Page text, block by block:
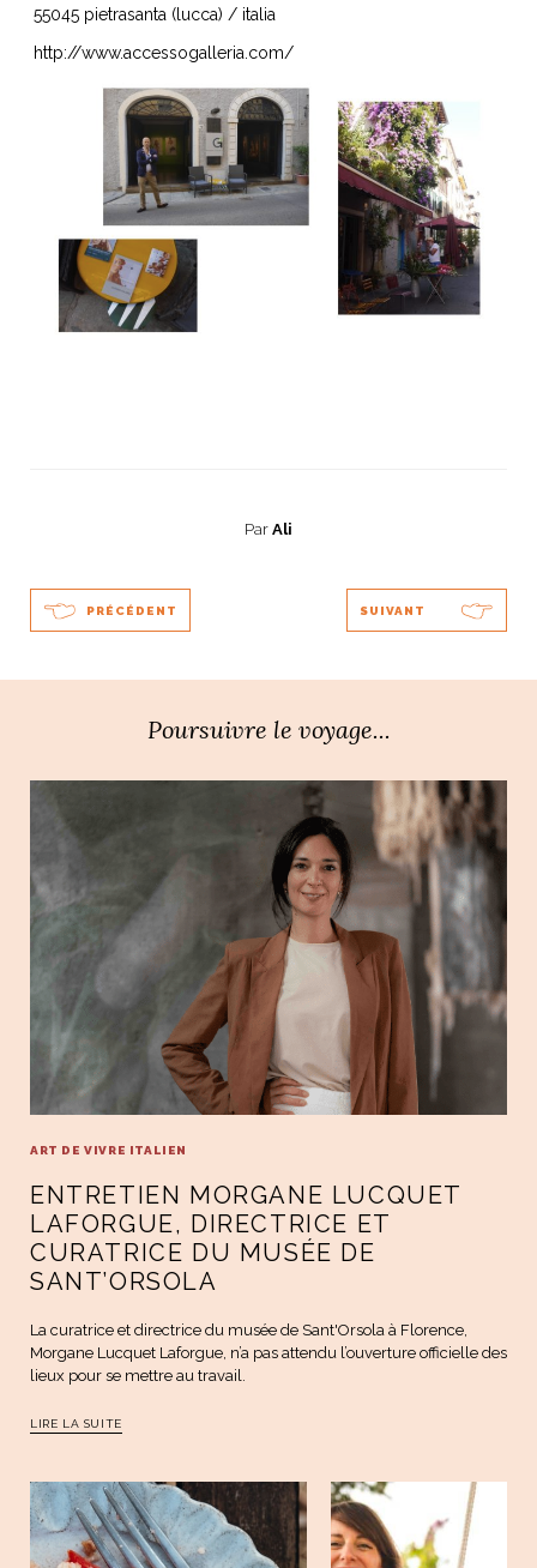
55045 pietrasanta (lucca) / italia
http://www.accessogalleria.com/
Par Ali
PRÉCÉDENT SUIVANT
Poursuivre le voyage...
ART DE VIVRE ITALIEN
ENTRETIEN MORGANE LUCQUET
LAFORGUE, DIRECTRICE ET
CURATRICE DU MUSÉE DE
SANT’ORSOLA
La curatrice et directrice du musée de Sant'Orsola à Florence,
Morgane Lucquet Laforgue, n’a pas attendu l’ouverture officielle des
lieux pour se mettre au travail.
LIRE LA SUITE